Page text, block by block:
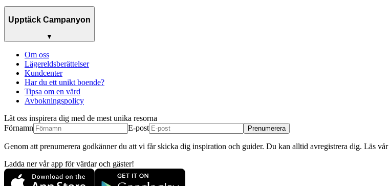
Upptäck Campanyon
▼
Om oss
Lägereldsberättelser
Kundcenter
Har du ett unikt boende?
Tipsa om en värd
Avbokningspolicy
Låt oss inspirera dig med de mest unika resorna
Förnamn
E-post Prenumerera
Genom att prenumerera godkänner du att vi får skicka dig inspiration och guider. Du kan alltid avregistrera dig. Läs vår
Ladda ner vår app för värdar och gäster!